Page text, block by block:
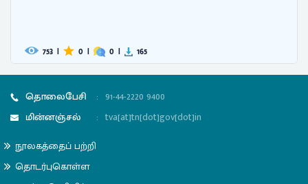
753 | 0 | 0 | 165
தொலைபேசி : 91-44-2220 9400
மின்னஞ்சல்
: tva[at]tn[dot]gov[dot]in
நூலகத்தைப் பற்றி
தொடர்புகொள்ள